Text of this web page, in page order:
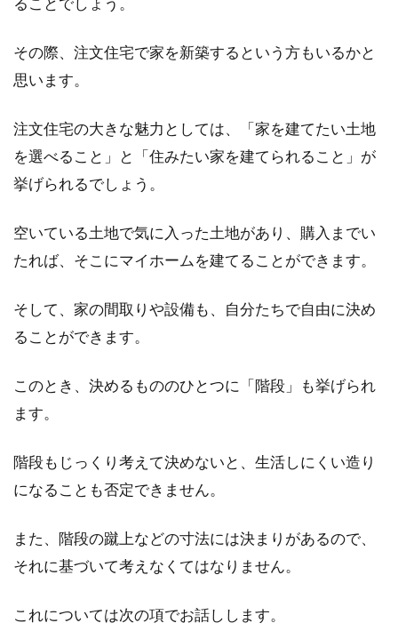
レイアウトを工夫しよう！
で、今1LDKに住んでいる場合、このまま子育て
できるかどう...
賃貸物件を契約期間の途中で解約可
能？違約金は発生する？
が多いですが、さまざまな事情で途中解約をし
アパートなどの賃貸物件の家賃を支払う方法は
し」があ...
【新築マイホーム】家具・家電の予
その際、注文住宅で家を新築するという方もいるかと
思います。
注文住宅の大きな魅力としては、「家を建てたい土地
を選べること」と「住みたい家を建てられること」が
挙げられるでしょう。
空いている土地で気に入った土地があり、購入までい
たれば、そこにマイホームを建てることができます。
そして、家の間取りや設備も、自分たちで自由に決め
ることができます。
このとき、決めるもののひとつに「階段」も挙げられ
ます。
階段もじっくり考えて決めないと、生活しにくい造り
になることも否定できません。
また、階段の蹴上などの寸法には決まりがあるので、
それに基づいて考えなくてはなりません。
これについては次の項でお話しします。